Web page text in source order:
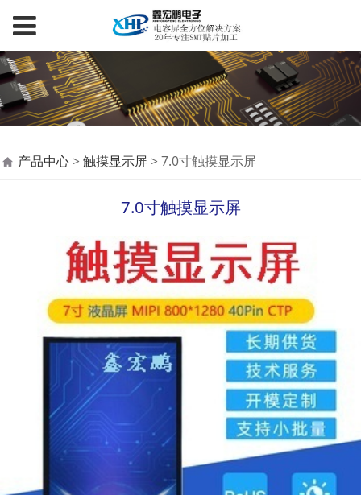
7.0寸触摸显示屏
产品中心> 触摸显示屏> 7.0寸触摸显示屏
7.0寸触摸显示屏